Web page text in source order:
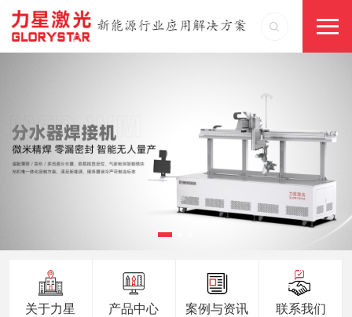
关于力星 产品中心 案例与资讯 联系我们